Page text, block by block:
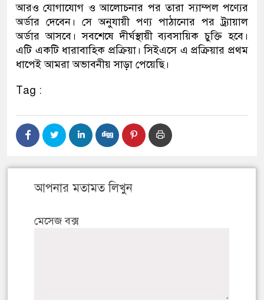
আরও যোগাযোগ ও আলোচনার পর তারা স্যাম্পল পণ্যের
অর্ডার দেবেন। সে অনুযায়ী পণ্য পাঠানোর পর ট্র্যায়াল
অর্ডার আসবে। সবশেষে দীর্ঘস্থায়ী ব্যবসায়িক চুক্তি হবে।
এটি একটি ধারাবাহিক প্রক্রিয়া। সিইএসে এ প্রক্রিয়ার প্রথম
ধাপেই আমরা অভাবনীয় সাড়া পেয়েছি।
Tag :
আপনার মতামত লিখুন
মেসেজ বক্স